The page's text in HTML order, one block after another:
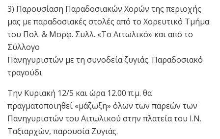
3) Παρουσίαση Παραδοσιακών Χορών της περιοχής
μας με παραδοσιακές στολές από το Χορευτικό Τμήμα
του Πολ. & Μορφ. Συλλ. «Το Αιτωλικό» και από το
Σύλλογο
Πανηγυριστών με τη συνοδεία ζυγιάς. Παραδοσιακό
τραγούδι
Την Κυριακή 12/5 και ώρα 12.00 π.μ. θα
πραγματοποιηθεί «μάζωξη» όλων των παρεών των
Πανηγυριστών του Αιτωλικού στην πλατεία του Ι.Ν.
Ταξιαρχών, παρουσία Ζυγιάς.